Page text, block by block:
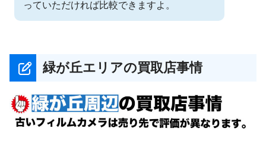
っていただければ比較できますよ。
緑が丘エリアの買取店事情